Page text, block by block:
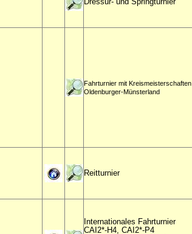
Fahrturnier mit Kreismeisterschaften
Oldenburger-Münsterland
Reitturnier
Internationales Fahrturnier
CAI2*-H4, CAI2*-P4